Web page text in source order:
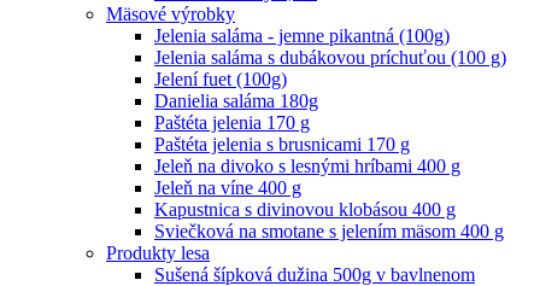
Mäsové výrobky
Jelenia saláma - jemne pikantná (100g)
Jelenia saláma s dubákovou príchuťou (100 g)
Jelení fuet (100g)
Danielia saláma 180g
Paštéta jelenia 170 g
Paštéta jelenia s brusnicami 170 g
Jeleň na divoko s lesnými hríbami 400 g
Jeleň na víne 400 g
Kapustnica s divinovou klobásou 400 g
Sviečková na smotane s jelením mäsom 400 g
Produkty lesa
Sušená šípková dužina 500g v bavlnenom